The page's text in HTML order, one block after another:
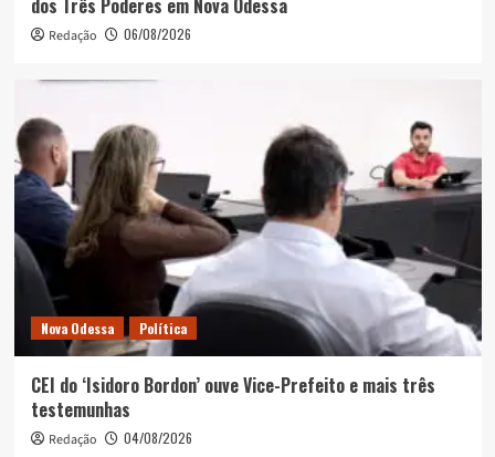
dos Três Poderes em Nova Odessa
Redação 06/08/2026
Nova Odessa Política
CEI do ‘Isidoro Bordon’ ouve Vice-Prefeito e mais três
testemunhas
Redação 04/08/2026